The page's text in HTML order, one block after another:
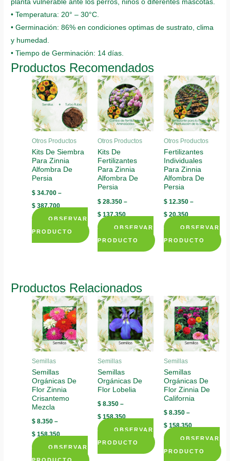
planta vulnerable ante los perros, niños o diferentes mascotas.
• Temperatura: 20° – 30°C.
• Germinación: 86% en condiciones optimas de sustrato, clima
y humedad.
• Tiempo de Germinación: 14 días.
Productos Recomendados
Otros Productos
Kits De Siembra
Para Zinnia
Alfombra De
Persia
$ 34.700 –
$ 387.700
OBSERVAR
PRODUCTO
This
multiple
variants.
The
options
may
be
chosen
on
the
product
page
Otros Productos
Kits De
Fertilizantes
Para Zinnia
Alfombra De
Persia
$ 28.350 –
$ 137.350
OBSERVAR
PRODUCTO
This
multiple
variants.
The
options
may
chosen
on
the
product
page
Otros Productos
Fertilizantes
Individuales
Para Zinnia
Alfombra De
Persia
$12.350–
$20.350
OBSERVAR
PRODUCTO
This
variants.
The
options
may
chosen
on
the
Productos Relacionados
Semillas
Semillas
Orgánicas De
Flor Zinnia
Crisantemo
Mezcla
$ 8.350 –
$ 158.350
OBSERVAR
Semillas
Semillas
Orgánicas De
Flor Lobelia
$ 8.350 –
$ 158.350
OBSERVAR
PRODUCTO
This
Semillas
Semillas
Orgánicas De
Flor Zinnia De
California
$8.350–
$158.350
OBSERVAR
PRODUCTO